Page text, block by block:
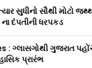
સુધીનો સૌથી મોટો
દંપતીની ધરપકડ
: ગ્લાસગોથી ગુજરાત
પ્રારંભ